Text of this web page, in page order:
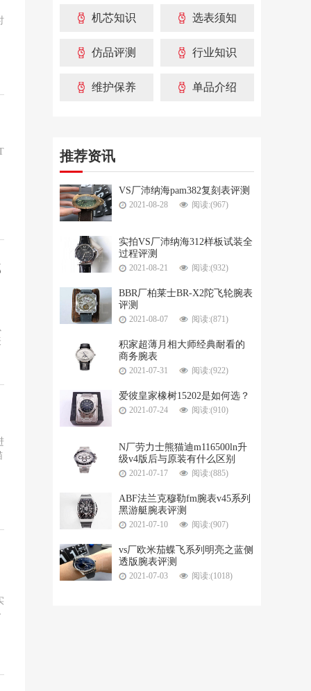
机芯知识 选表须知
仿品评测 行业知识
维护保养 单品介绍
推荐资讯
VS厂沛纳海pam382复刻表评测
2021-08-28 阅读:(967)
实拍VS厂沛纳海312样板试装全
过程评测
2021-08-21 阅读:(932)
BBR厂柏莱士BR-X2陀飞轮腕表
评测
2021-08-07 阅读:(871)
积家超薄月相大师经典耐看的
商务腕表
2021-07-31 阅读:(922)
爱彼皇家橡树15202是如何选？
2021-07-24 阅读:(910)
N厂劳力士熊猫迪m116500ln升
级v4版后与原装有什么区别
2021-07-17 阅读:(885)
ABF法兰克穆勒fm腕表v45系列
黑游艇腕表评测
2021-07-10 阅读:(907)
vs厂欧米茄蝶飞系列明亮之蓝侧
透版腕表评测
2021-07-03 阅读:(1018)